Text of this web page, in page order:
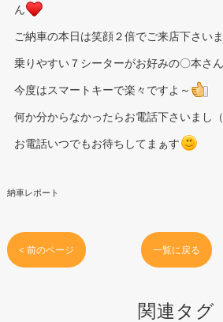
ん
ご納車の本日は笑顔２倍でご来店下さい
乗りやすい７シーターがお好みの〇本さん
今度はスマートキーで楽々ですよ～
何か分からなかったらお電話下さいまし
お電話いつでもお待ちしてまぁす
納車レポート
< 前のページ 一覧に戻る
関連タグ